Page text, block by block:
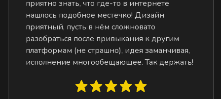
приятно знать, что где-то в интернете
нашлось подобное местечко! Дизайн
приятный, пусть в нём сложновато
разобраться после привыкания к другим
платформам (не страшно), идея заманчивая,
исполнение многообещающее. Так держать!